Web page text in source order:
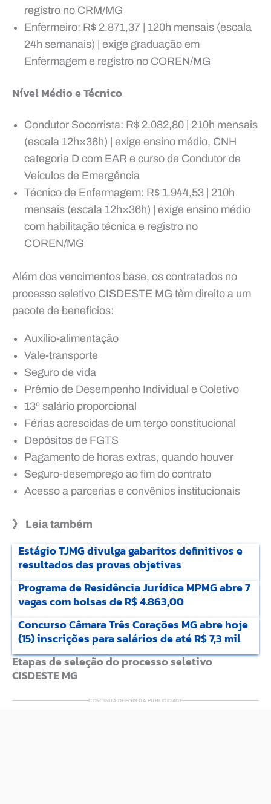
registro no CRM/MG
Enfermeiro: R$ 2.871,37 | 120h mensais (escala
24h semanais) | exige graduação em
Enfermagem e registro no COREN/MG
Nível Médio e Técnico
Condutor Socorrista: R$ 2.082,80 | 210h mensais
(escala 12h×36h) | exige ensino médio, CNH
categoria D com EAR e curso de Condutor de
Veículos de Emergência
Técnico de Enfermagem: R$ 1.944,53 | 210h
mensais (escala 12h×36h) | exige ensino médio
com habilitação técnica e registro no
COREN/MG
Além dos vencimentos base, os contratados no
processo seletivo CISDESTE MG têm direito a um
pacote de benefícios:
Auxílio-alimentação
Vale-transporte
Seguro de vida
Prêmio de Desempenho Individual e Coletivo
13º salário proporcional
Férias acrescidas de um terço constitucional
Depósitos de FGTS
Pagamento de horas extras, quando houver
Seguro-desemprego ao fim do contrato
Acesso a parcerias e convênios institucionais
》 Leia também
Estágio TJMG divulga gabaritos definitivos e
resultados das provas objetivas
Programa de Residência Jurídica MPMG abre 7
vagas com bolsas de R$ 4.863,00
Concurso Câmara Três Corações MG abre hoje
(15) inscrições para salários de até R$ 7,3 mil
Etapas de seleção do processo seletivo
CISDESTE MG
CONTINUA DEPOIS DA PUBLICIDADE